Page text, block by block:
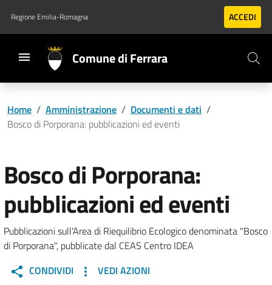
Vai al contenuto principale
Vai al footer
Regione Emilia-Romagna ACCEDI
Comune di Ferrara
Home / Amministrazione / Documenti e dati /
Bosco di Porporana: pubblicazioni ed eventi
Bosco di Porporana:
pubblicazioni ed eventi
Pubblicazioni sull'Area di Riequilibrio Ecologico denominata "Bosco
di Porporana", pubblicate dal CEAS Centro IDEA
CONDIVIDI
VEDI AZIONI